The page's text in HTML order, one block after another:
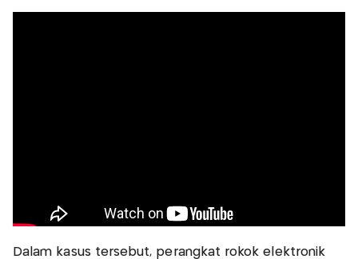
Dalam kasus tersebut, perangkat rokok elektronik